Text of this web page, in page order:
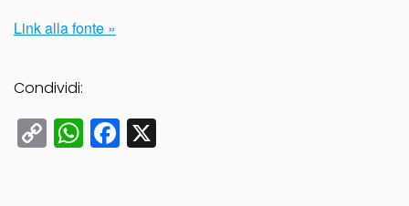
Link alla fonte »
Condividi:
CopyWhatsApp
Facebook